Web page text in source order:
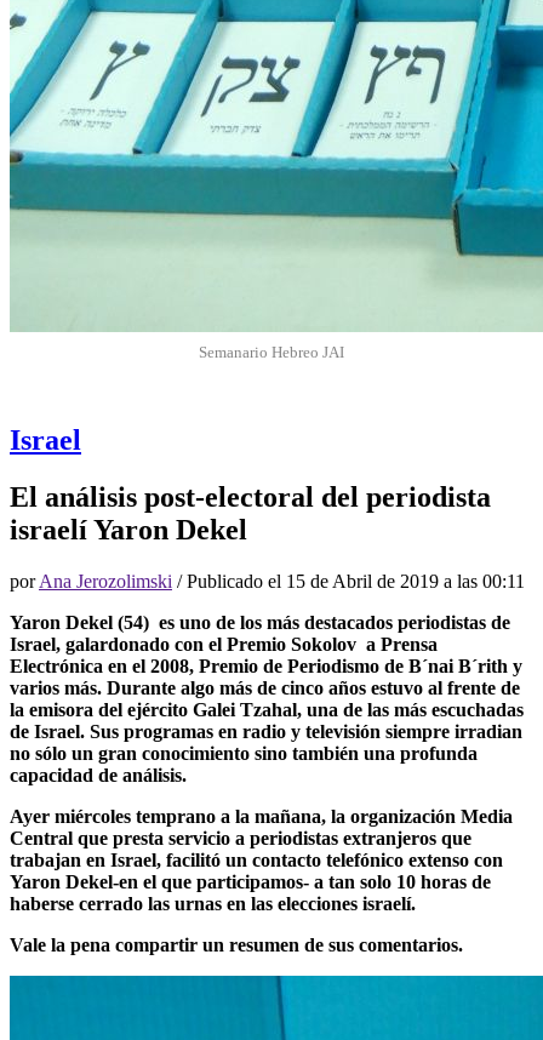
Semanario Hebreo JAI
Israel
El análisis post-electoral del periodista
israelí Yaron Dekel
porAna Jerozolimski / Publicado el 15 de Abril de 2019 a las 00:11
Yaron Dekel (54) es uno de los más destacados periodistas de
Israel, galardonado con el Premio Sokolov a Prensa
Electrónica en el 2008, Premio de Periodismo de B´nai B´rith y
varios más. Durante algo más de cinco años estuvo al frente de
la emisora del ejército Galei Tzahal, una de las más escuchadas
de Israel. Sus programas en radio y televisión siempre irradian
no sólo un gran conocimiento sino también una profunda
capacidad de análisis.
Ayer miércoles temprano a la mañana, la organización Media
Central que presta servicio a periodistas extranjeros que
trabajan en Israel, facilitó un contacto telefónico extenso con
Yaron Dekel-en el que participamos- a tan solo 10 horas de
haberse cerrado las urnas en las elecciones israelí.
Vale la pena compartir un resumen de sus comentarios.